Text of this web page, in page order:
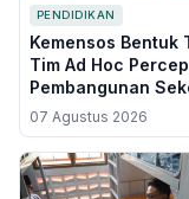
PENDIDIKAN
Kemensos Bentuk
Tim Ad Hoc
Pembangunan
Rakyat Permanen
07 Agustus 2026